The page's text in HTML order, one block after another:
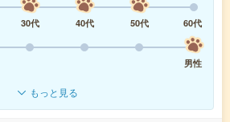
30代 40代 50代
60代
男性
もっと見る